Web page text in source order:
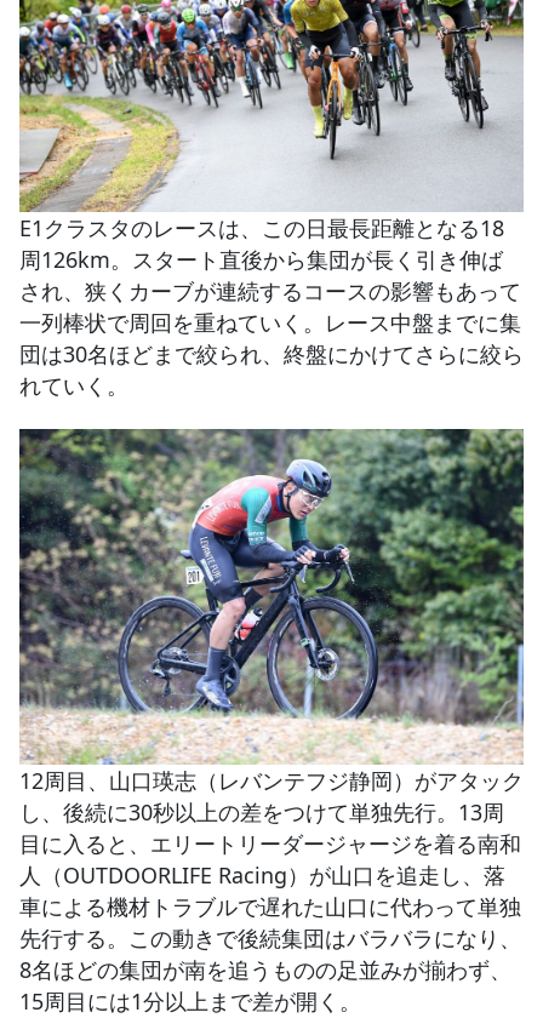
E1クラスタのレースは、この日最長距離となる18
周126km。スタート直後から集団が長く引き伸ば
され、狭くカーブが連続するコースの影響もあって
一列棒状で周回を重ねていく。レース中盤までに集
団は30名ほどまで絞られ、終盤にかけてさらに絞ら
れていく。
12周目、山口瑛志（レバンテフジ静岡）がアタック
し、後続に30秒以上の差をつけて単独先行。13周
目に入ると、エリートリーダージャージを着る南和
人（OUTDOORLIFE Racing）が山口を追走し、落
車による機材トラブルで遅れた山口に代わって単独
先行する。この動きで後続集団はバラバラになり、
8名ほどの集団が南を追うものの足並みが揃わず、
15周目には1分以上まで差が開く。